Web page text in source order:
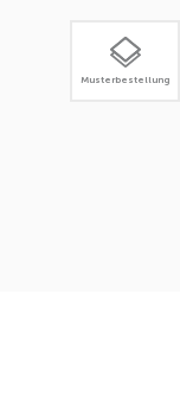
Musterbestellung